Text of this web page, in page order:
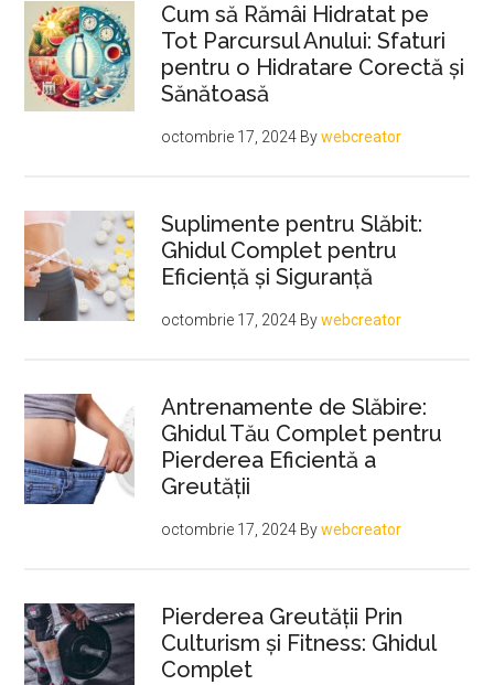
Cum să Rămâi Hidratat pe
Tot Parcursul Anului: Sfaturi
pentru o Hidratare Corectă și
Sănătoasă
octombrie 17, 2024 Bywebcreator
Suplimente pentru Slăbit:
Ghidul Complet pentru
Eficiență și Siguranță
octombrie 17, 2024 Bywebcreator
Antrenamente de Slăbire:
Ghidul Tău Complet pentru
Pierderea Eficientă a
Greutății
octombrie 17, 2024 Bywebcreator
Pierderea Greutății Prin
Culturism și Fitness: Ghidul
Complet